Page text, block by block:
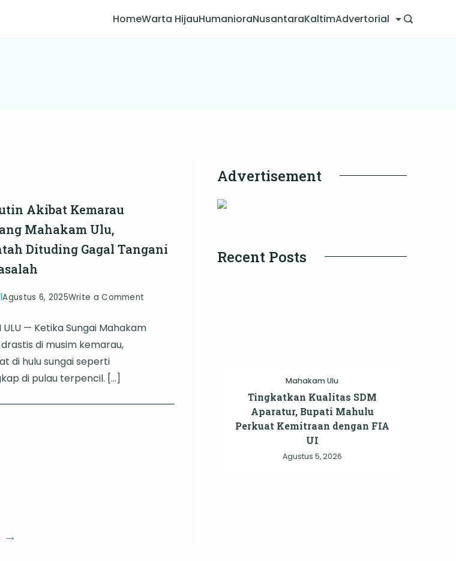
HomeWarta HijauHumanioraNusantaraKaltimAdvertorial
Akibat Kemarau
Mahakam Ulu,
Dituding Gagal Tangani
Agustus 6, 2025Write a Comment
Rutin
Mahakam
ULU — Ketika Sungai Mahakam
di musim kemarau,
di hulu sungai seperti
di pulau terpencil. […]
Advertisement
Recent Posts
Mahakam Ulu
Tingkatkan Kualitas SDM
Aparatur, Bupati Mahulu
Perkuat Kemitraan dengan FIA
UI
Agustus 5, 2026